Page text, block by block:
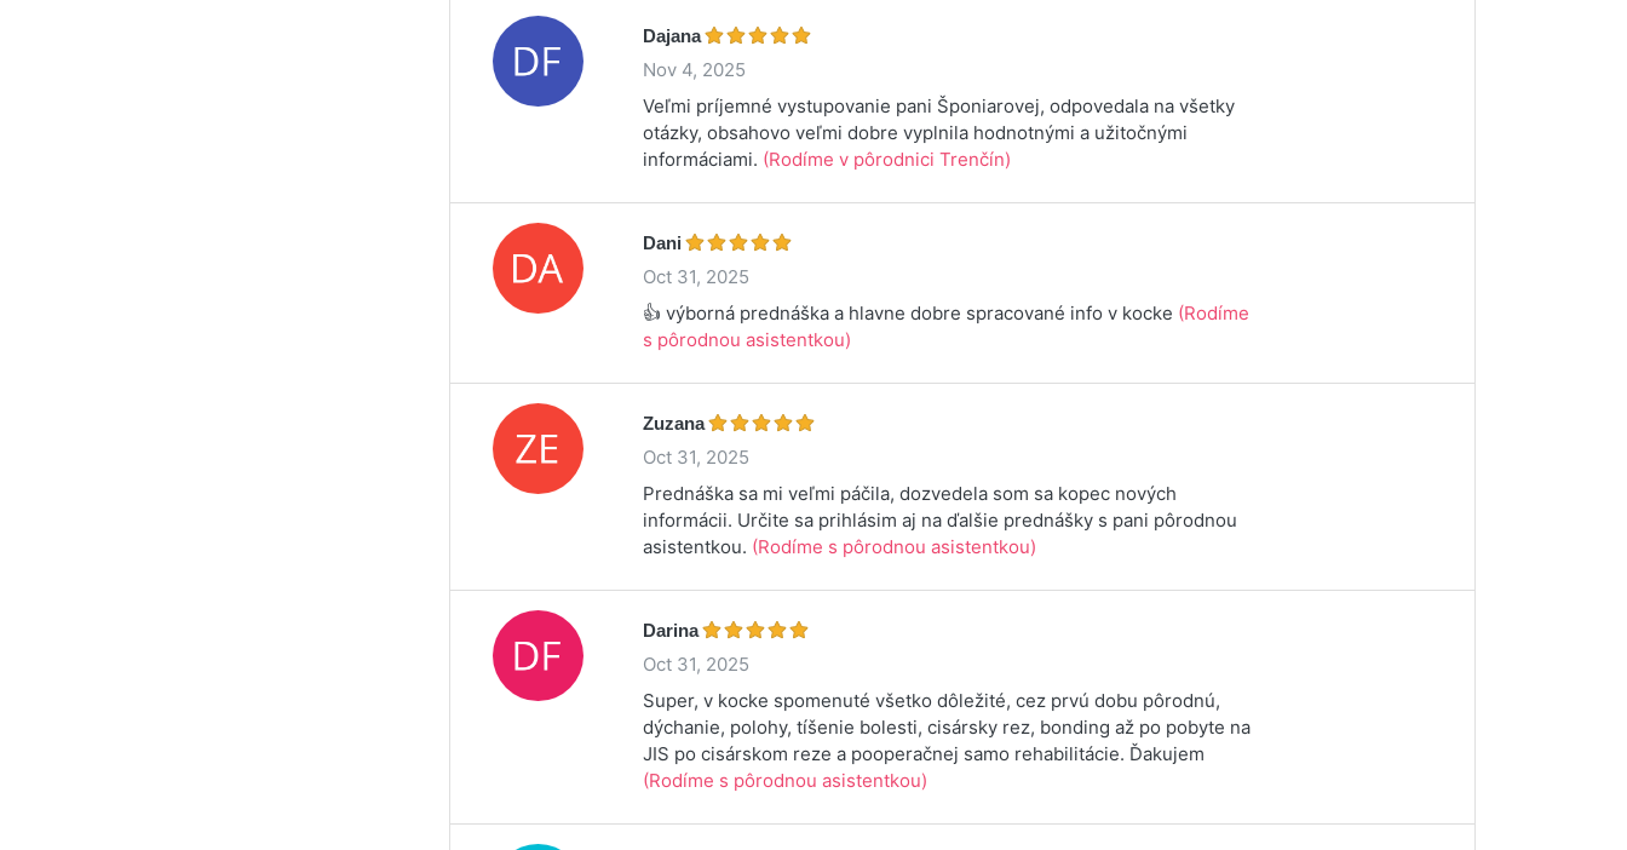
Dajana
Nov 4, 2025
Veľmi príjemné vystupovanie pani Šponiarovej, odpovedala na všetky
otázky, obsahovo veľmi dobre vyplnila hodnotnými a užitočnými
informáciami. (Rodíme v pôrodnici Trenčín)
Dani
Oct 31, 2025
👍 výborná prednáška a hlavne dobre spracované info v kocke (Rodíme
s pôrodnou asistentkou)
Zuzana
Oct 31, 2025
Prednáška sa mi veľmi páčila, dozvedela som sa kopec nových
informácii. Určite sa prihlásim aj na ďalšie prednášky s pani pôrodnou
asistentkou. (Rodíme s pôrodnou asistentkou)
Darina
Oct 31, 2025
Super, v kocke spomenuté všetko dôležité, cez prvú dobu pôrodnú,
dýchanie, polohy, tíšenie bolesti, cisársky rez, bonding až po pobyte na
JIS po cisárskom reze a pooperačnej samo rehabilitácie. Ďakujem
(Rodíme s pôrodnou asistentkou)